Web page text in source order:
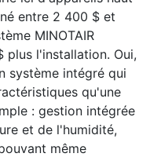
entre 2 400 $ et
MINOTAIR
plus l'installation. Oui,
système intégré qui
qu'une
: gestion intégrée
et de l'humidité,
même